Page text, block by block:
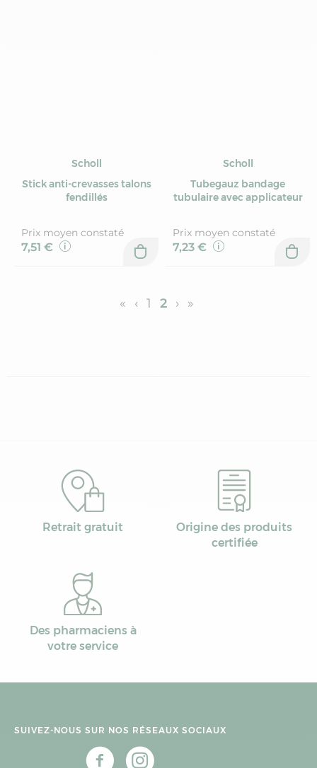
Scholl
Stick anti-crevasses talons
fendillés
Prix moyen constaté
7,51 €
Scholl
Tubegauz bandage
tubulaire avec applicateur
Prix moyen constaté
7,23 €
« ‹ 1 2 › »
Retrait gratuit
Origine des produits
certifiée
Des pharmaciens à
votre service
SUIVEZ-NOUS SUR NOS RÉSEAUX SOCIAUX